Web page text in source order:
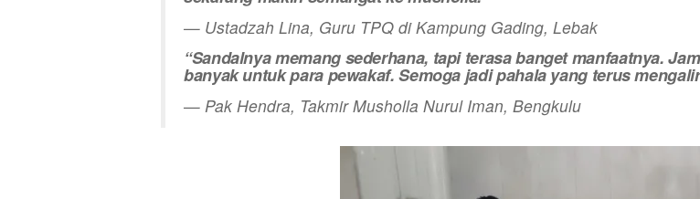
— Ustadzah Lina, Guru TPQ di Kampung Gading, Lebak
“Sandalnya memang sederhana, tapi terasa banget manfaatnya.
banyak untuk para pewakaf. Semoga jadi pahala yang terus
— Pak Hendra, Takmir Musholla Nurul Iman, Bengkulu